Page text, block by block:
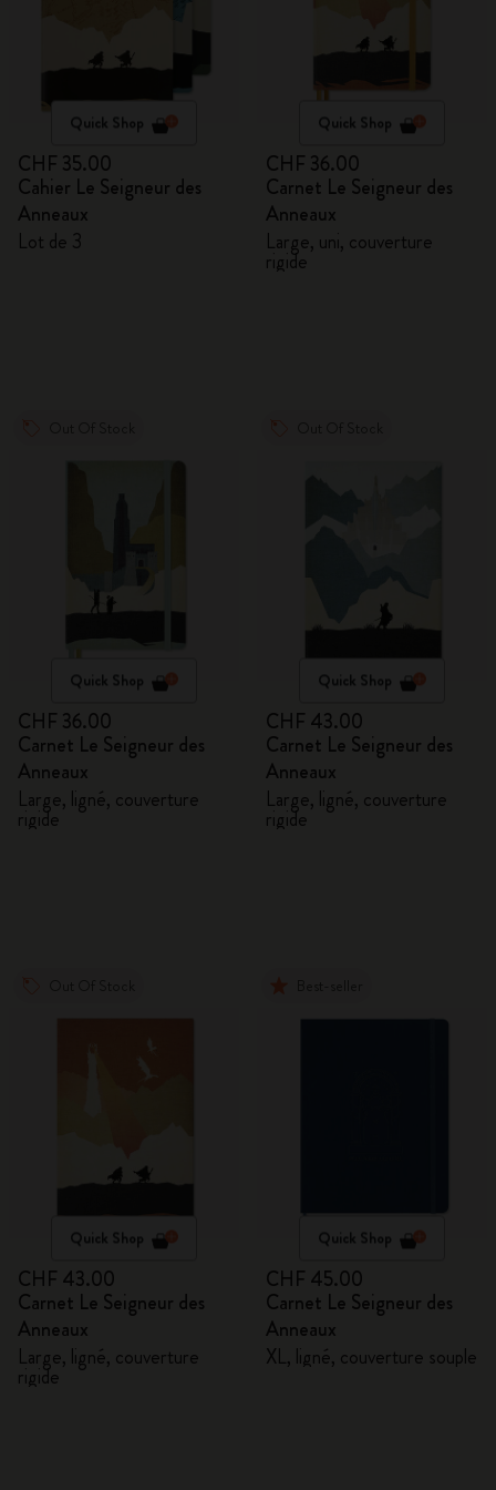
Quick Shop
CHF 35.00
Cahier Le Seigneur des
Anneaux
Lot de 3
Quick Shop
CHF 36.00
Carnet Le Seigneur des
Anneaux
Large, uni, couverture
rigide
Quick Shop
CHF 36.00
Carnet Le Seigneur des
Anneaux
Large, ligné, couverture
rigide
Quick Shop
CHF 43.00
Carnet Le Seigneur des
Anneaux
Large, ligné, couverture
rigide
Quick Shop
CHF 43.00
Carnet Le Seigneur des
Anneaux
Large, ligné, couverture
rigide
Quick Shop
CHF 45.00
Carnet Le Seigneur des
Anneaux
XL, ligné, couverture souple